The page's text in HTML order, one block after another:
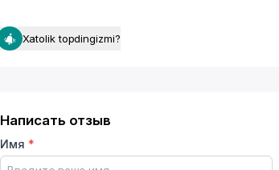
Xatolik topdingizmi?
Написать отзыв
Имя *